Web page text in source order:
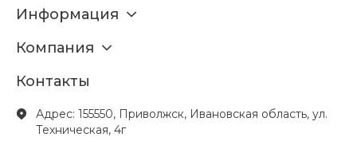
Информация
Компания
Контакты
Адрес: 155550, Приволжск, Ивановская область, ул.
Техническая, 4г